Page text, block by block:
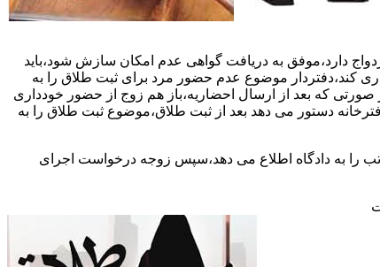
دارد،موفق به دریافت گواهی عدم امکان سازش شود،باید
کند،دفتردار موضوع عدم حضور مرد برای ثبت طلاق را به
صورتی که بعد از ارسال احضاریه،باز هم زوج از حضور خودداری
دستور می دهد بعد از ثبت طلاق،موضوع ثبت طلاق را به
را به دادگاه اطلاع می دهد،سپس زوجه درخواست اجرای